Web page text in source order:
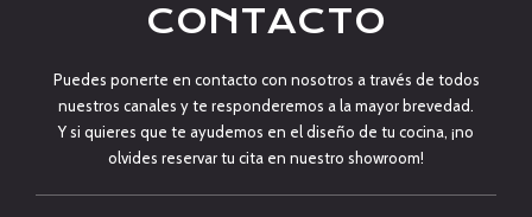
CONTACTO
Puedes ponerte en contacto con nosotros a través de todos
nuestros canales y te responderemos a la mayor brevedad.
Y si quieres que te ayudemos en el diseño de tu cocina, ¡no
olvides reservar tu cita en nuestro showroom!